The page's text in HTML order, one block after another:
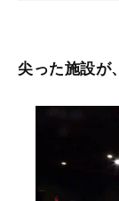
尖った施設が